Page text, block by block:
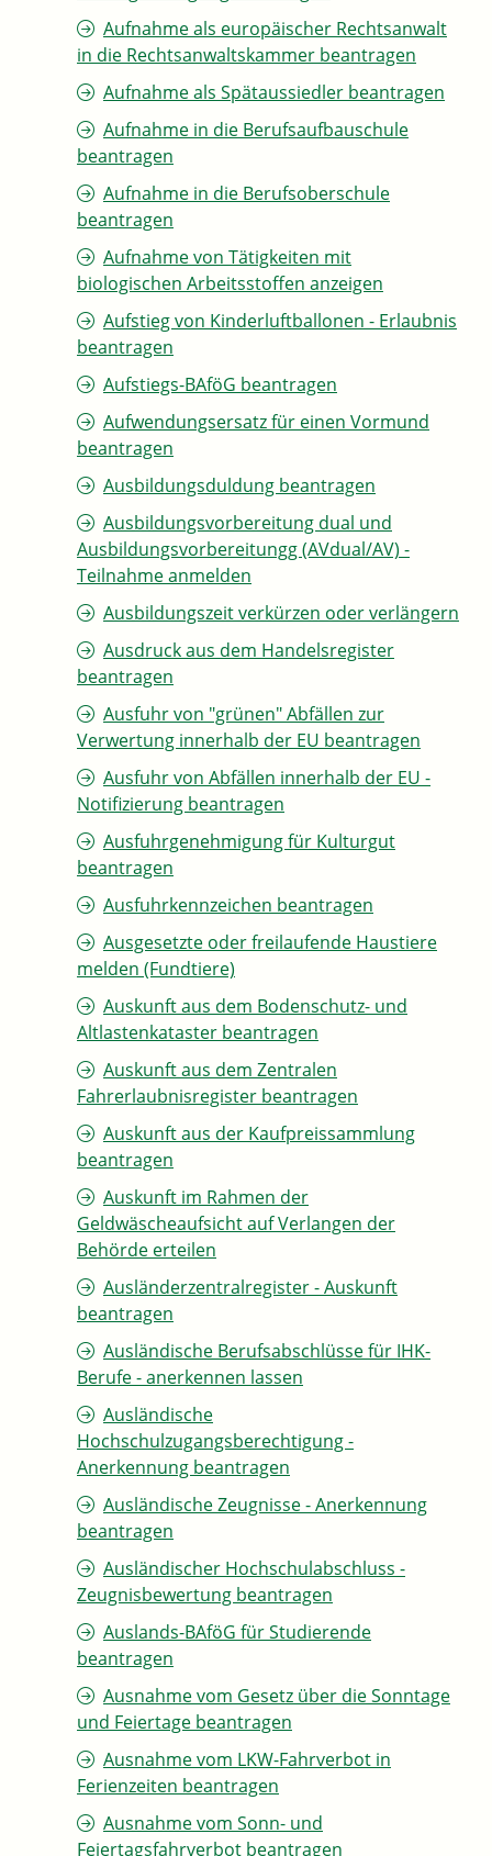
Aufnahme als europäischer Rechtsanwalt
in die Rechtsanwaltskammer beantragen
Aufnahme als Spätaussiedler beantragen
Aufnahme in die Berufsaufbauschule
beantragen
Aufnahme in die Berufsoberschule
beantragen
Aufnahme von Tätigkeiten mit
biologischen Arbeitsstoffen anzeigen
Aufstieg von Kinderluftballonen - Erlaubnis
beantragen
Aufstiegs-BAföG beantragen
Aufwendungsersatz für einen Vormund
beantragen
Ausbildungsduldung beantragen
Ausbildungsvorbereitung dual und
Ausbildungsvorbereitungg (AVdual/AV) -
Teilnahme anmelden
Ausbildungszeit verkürzen oder verlängern
Ausdruck aus dem Handelsregister
beantragen
Ausfuhr von "grünen" Abfällen zur
Verwertung innerhalb der EU beantragen
Ausfuhr von Abfällen innerhalb der EU -
Notifizierung beantragen
Ausfuhrgenehmigung für Kulturgut
beantragen
Ausfuhrkennzeichen beantragen
Ausgesetzte oder freilaufende Haustiere
melden (Fundtiere)
Auskunft aus dem Bodenschutz- und
Altlastenkataster beantragen
Auskunft aus dem Zentralen
Fahrerlaubnisregister beantragen
Auskunft aus der Kaufpreissammlung
beantragen
Auskunft im Rahmen der
Geldwäscheaufsicht auf Verlangen der
Behörde erteilen
Ausländerzentralregister - Auskunft
beantragen
Ausländische Berufsabschlüsse für IHK-
Berufe - anerkennen lassen
Ausländische
Hochschulzugangsberechtigung -
Anerkennung beantragen
Ausländische Zeugnisse - Anerkennung
beantragen
Ausländischer Hochschulabschluss -
Zeugnisbewertung beantragen
Auslands-BAföG für Studierende
beantragen
Ausnahme vom Gesetz über die Sonntage
und Feiertage beantragen
Ausnahme vom LKW-Fahrverbot in
Ferienzeiten beantragen
Ausnahme vom Sonn- und
Feiertagsfahrverbot beantragen